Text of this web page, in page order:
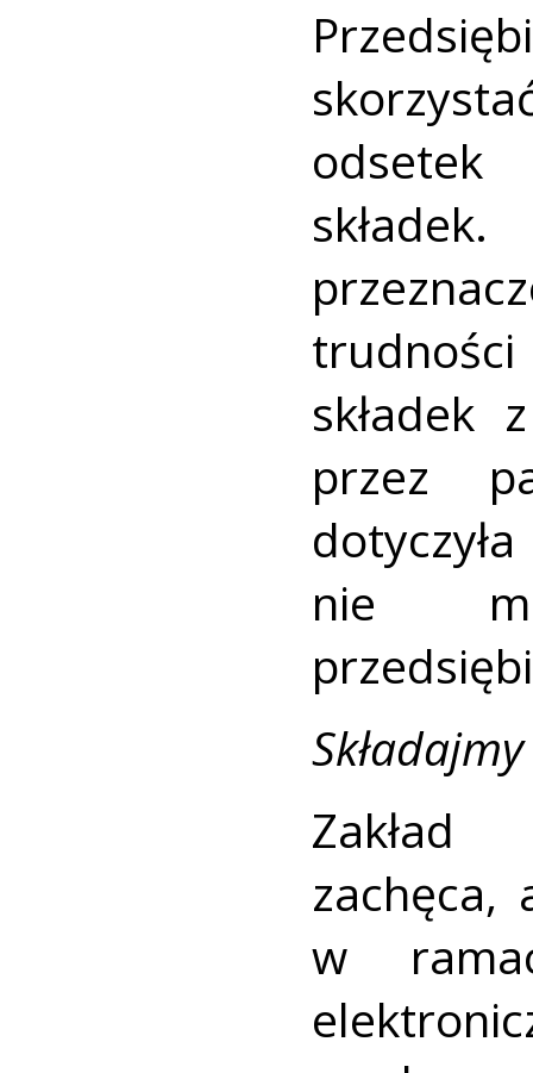
odsetek
składek
przez
nie
Zakład
zachęca,
w